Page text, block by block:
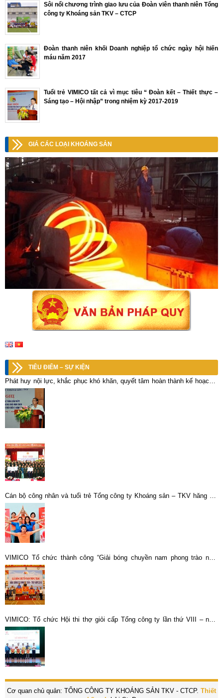
Sôi nổi chương trình giao lưu của Đoàn viên thanh niên Tổng
công ty Khoáng sản TKV – CTCP
Đoàn thanh niên khối Doanh nghiệp tổ chức ngày hội hiến
máu năm 2017
Tuổi trẻ VIMICO tất cả vì mục tiêu “ Đoàn kết – Thiết thực –
Sáng tạo – Hội nhập” trong nhiệm kỳ 2017-2019
GIÁ CÁC LOẠI KHOÁNG SẢN
TIÊU ĐIỂM – SỰ KIỆN
Phát huy nội lực, khắc phục khó khăn, quyết tâm hoàn thành kế hoạch 6
tháng cuối năm
Cán bộ công nhân và tuổi trẻ Tổng công ty Khoáng sản – TKV hăng hái
tham gia hiến máu tình nguyện
VIMICO Tổ chức thành công “Giải bóng chuyền nam phong trào năm
2019”
VIMICO: Tổ chức Hội thi thợ giỏi cấp Tổng công ty lần thứ VIII – năm
2026
Cơ quan chủ quản: TỔNG CÔNG TY KHOÁNG SẢN TKV - CTCP. Thiết